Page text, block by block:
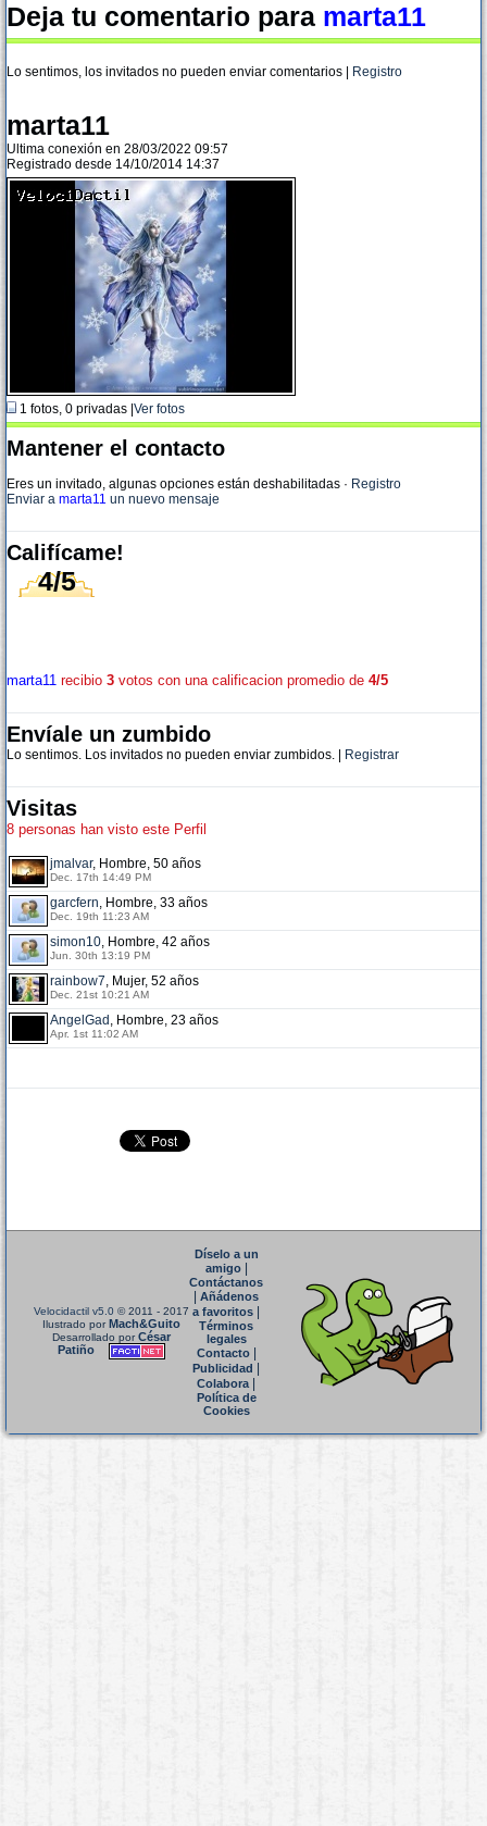
Deja tu comentario para marta11
Lo sentimos, los invitados no pueden enviar comentarios | Registro
marta11
Ultima conexión en 28/03/2022 09:57
Registrado desde 14/10/2014 14:37
1 fotos, 0 privadas | Ver fotos
Mantener el contacto
Eres un invitado, algunas opciones están deshabilitadas · Registro
Enviar a marta11 un nuevo mensaje
Califícame!
4/5
marta11 recibio 3 votos con una calificacion promedio de 4/5
Envíale un zumbido
Lo sentimos. Los invitados no pueden enviar zumbidos. | Registrar
Visitas
8 personas han visto este Perfil
jmalvar, Hombre, 50 años
Dec. 17th 14:49 PM
garcfern, Hombre, 33 años
Dec. 19th 11:23 AM
simon10, Hombre, 42 años
Jun. 30th 13:19 PM
rainbow7, Mujer, 52 años
Dec. 21st 10:21 AM
AngelGad , Hombre, 23 años
Apr. 1st 11:02 AM
Velocidactil v5.0 © 2011 - 2017
Ilustrado porMach&Guito
Desarrollado porCésar
Patiño
Díselo a un
amigo|
Contáctanos
Añádenos
a favoritos
Términos
legales
Contacto|
Publicidad
Colabora|
Política de
Cookies